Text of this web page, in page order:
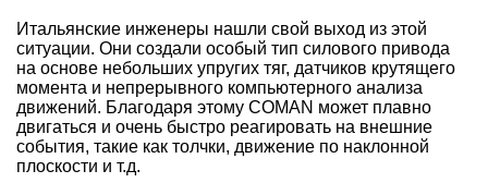
Итальянские инженеры нашли свой выход из этой
ситуации. Они создали особый тип силового привода
на основе небольших упругих тяг, датчиков крутящего
момента и непрерывного компьютерного анализа
движений. Благодаря этому COMAN может плавно
двигаться и очень быстро реагировать на внешние
события, такие как толчки, движение по наклонной
плоскости и т.д.